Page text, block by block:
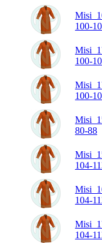
100-
100-
100-
80-88
104-
104-
104-